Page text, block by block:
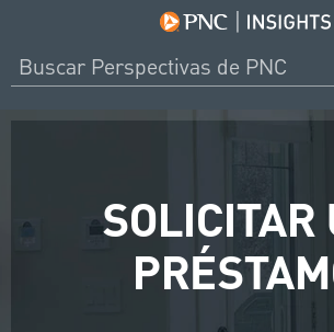
SOLICITAR